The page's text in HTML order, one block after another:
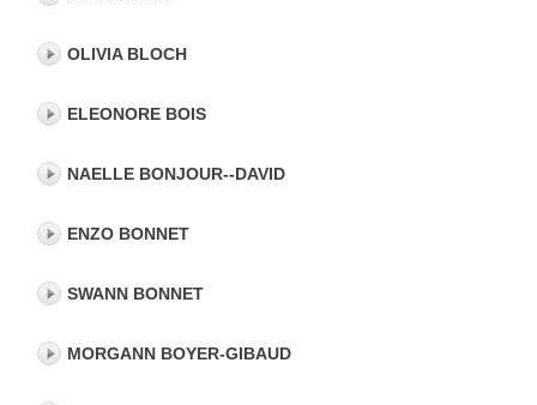
OLIVIA BLOCH
ELEONORE BOIS
NAELLE BONJOUR--DAVID
ENZO BONNET
SWANN BONNET
MORGANN BOYER-GIBAUD